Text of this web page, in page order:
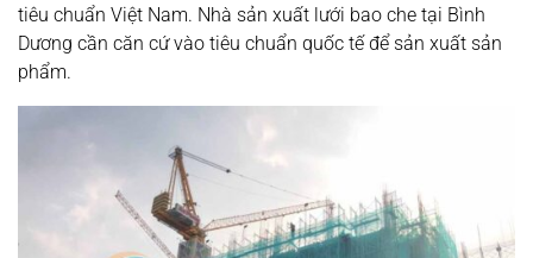
tiêu chuẩn Việt Nam. Nhà sản xuất lưới bao che tại Bình
Dương cần căn cứ vào tiêu chuẩn quốc tế để sản xuất sản
phẩm.